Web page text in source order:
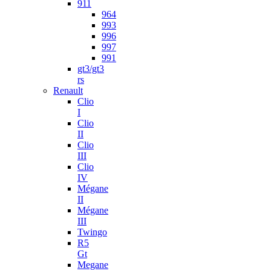
911
964
993
996
997
991
gt3/gt3
rs
Renault
Clio
I
Clio
II
Clio
III
Clio
IV
Mégane
II
Mégane
III
Twingo
R5
Gt
Megane